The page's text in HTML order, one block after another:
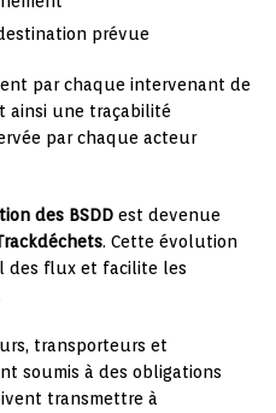
prévue
par chaque intervenant de
ainsi une traçabilité
par chaque acteur
des BSDD est devenue
. Cette évolution
des flux et facilite les
transporteurs et
soumis à des obligations
transmettre à